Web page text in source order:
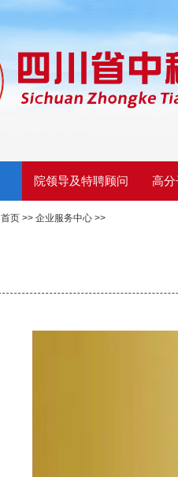
院领导及特聘顾问 高
首页 >> 企业服务中心 >>